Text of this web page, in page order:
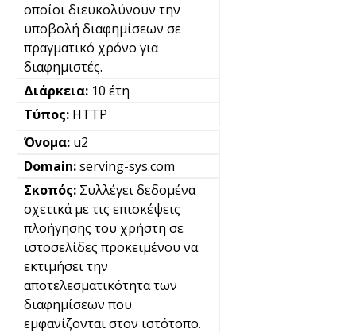
οποίοι διευκολύνουν την
υποβολή διαφημίσεων σε
πραγματικό χρόνο για
διαφημιστές.
10 έτη
HTTP
u2
serving-sys.com
Συλλέγει δεδομένα
σχετικά με τις επισκέψεις
πλοήγησης του χρήστη σε
ιστοσελίδες προκειμένου να
εκτιμήσει την
αποτελεσματικότητα των
διαφημίσεων που
εμφανίζονται στον ιστότοπο.